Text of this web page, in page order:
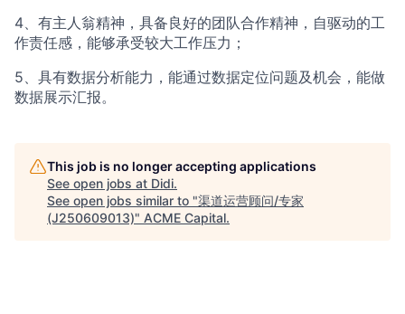
4、有主人翁精神，具备良好的团队合作精神，自驱动的工
作责任感，能够承受较大工作压力；
5、具有数据分析能力，能通过数据定位问题及机会，能做
数据展示汇报。
This job is no longer accepting applications
See open jobs at Didi.
See open jobs similar to "渠道运营顾问/专家
(J250609013)" ACME Capital.